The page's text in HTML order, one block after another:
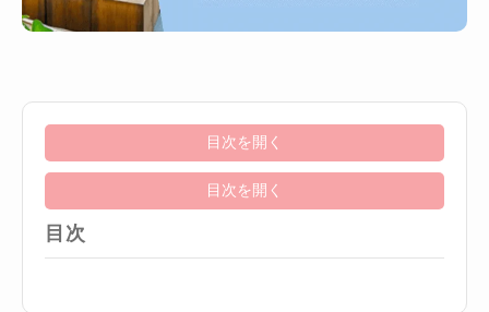
目次を開く
目次を開く
目次